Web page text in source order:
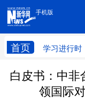
手机版
首页 学习进行时
手机版
学习进行时
白皮书：中非
领国际